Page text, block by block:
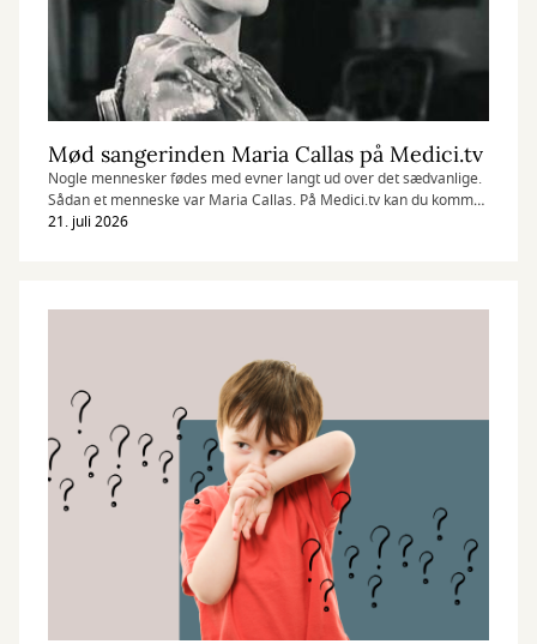
Mød sangerinden Maria Callas på Medici.tv
Nogle mennesker fødes med evner langt ud over det sædvanlige.
Sådan et menneske var Maria Callas. På Medici.tv kan du komme
helt tæt på den græsk-amerikanske operastjerne.
21. juli 2026